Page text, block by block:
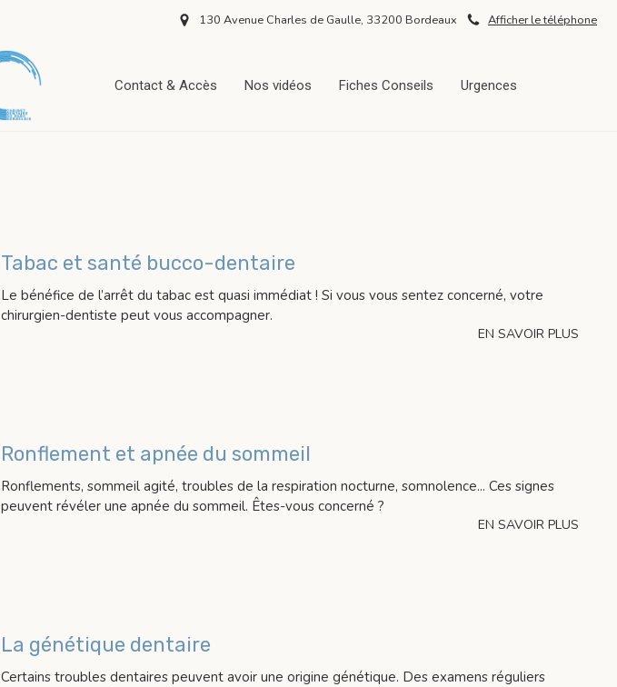
Afficher le téléphone
130 Avenue Charles de Gaulle, 33200 Bordeaux
Contact & Accès Nos vidéos Fiches Conseils Urgences
Tabac et santé bucco-dentaire
Le bénéfice de l’arrêt du tabac est quasi immédiat ! Si vous vous sentez concerné, votre
chirurgien-dentiste peut vous accompagner.
EN SAVOIR PLUS
Ronflement et apnée du sommeil
Ronflements, sommeil agité, troubles de la respiration nocturne, somnolence... Ces signes
peuvent révéler une apnée du sommeil. Êtes-vous concerné ?
EN SAVOIR PLUS
La génétique dentaire
Certains troubles dentaires peuvent avoir une origine génétique. Des examens réguliers